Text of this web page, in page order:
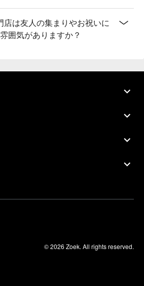
店は友人の集まりやお祝いに
囲気がありますか？
© 2026 Zoek. All rights reserved.